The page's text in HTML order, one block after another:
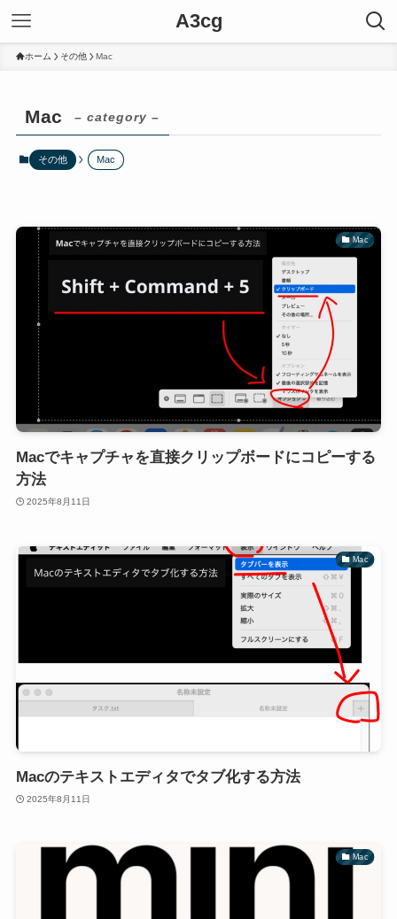
A3cg
ホーム その他 Mac
Mac – category –
その他 Mac
Mac
Macでキャプチャを直接クリップボードにコピーする
方法
2025年8月11日
Mac
Macのテキストエディタでタブ化する方法
2025年8月11日
Mac